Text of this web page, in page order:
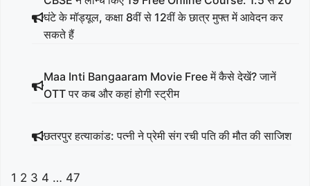
घंटे के मॉड्यूल, कक्षा 8वीं से 12वीं के छात्र मुफ्त में आवेदन कर
सकते हैं
Maa Inti Bangaaram Movie Free में कैसे देखें? जानें
OTT पर कब और कहां होगी स्ट्रीम
छतरपुर हत्याकांड: पत्नी ने प्रेमी संग रची पति की मौत की साजिश
1 2 3 4 … 47